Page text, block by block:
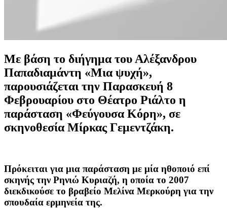
Με βάση το διήγημα του Αλέξανδρου
Παπαδιαμάντη «Μια ψυχή»,
παρουσιάζεται την Παρασκευή 8
Φεβρουαρίου στο Θέατρο Ριάλτο η
παράσταση «Φεύγουσα Κόρη», σε
σκηνοθεσία Μίρκας Γεμεντζάκη.
Πρόκειται για μια παράσταση με μία ηθοποιό επί
σκηνής την Ρηνιώ Κυριαζή, η οποία το 2007
διεκδικούσε το βραβείο Μελίνα Μερκούρη για την
σπουδαία ερμηνεία της.